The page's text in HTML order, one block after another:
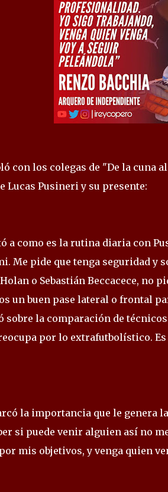
con los colegas de "De la cuna
Lucas Pusineri y su presente:
a como es la rutina diaria con
Me pide que tenga seguridad y
o Sebastián Beccacece, no
un buen pase lateral o frontal
sobre la comparación de
por lo extrafutbolístico.
la importancia que le genera
si puede venir alguien así no
mis objetivos, y venga quien